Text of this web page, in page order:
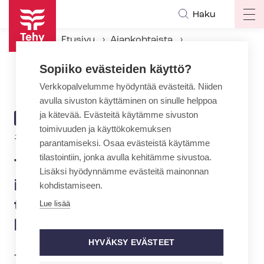
Hyppää
pääsisältöön
Haku
Etusivu
Ajankohtaista
Turvallinen reittiopastus ikääntyneille sai sosiaali- ja terveysalan tur­val­li­suus­pal­kin­non
ARTIKKELIN
KATEGORIA
AJANKOHTAISTA
18.2.2022 | 9:36
Turvallinen reittiopastus
ikääntyneille sai sosiaali- ja
terveysalan tur­val­li­suus­pal­
kin­non
Tiaisen polku – turvallinen reittiopastus
Sopiiko evästeiden käyttö?
Verkkopalvelumme hyödyntää evästeitä. Niiden
avulla sivuston käyttäminen on sinulle helppoa
ja kätevää. Evästeitä käytämme sivuston
toimivuuden ja käyttökokemuksen
parantamiseksi. Osaa evästeistä käytämme
tilastointiin, jonka avulla kehitämme sivustoa.
Lisäksi hyödynnämme evästeitä mainonnan
kohdistamiseen.
Lue lisää
HYVÄKSY EVÄSTEET